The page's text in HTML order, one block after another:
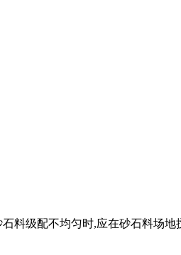
料级配不均匀时,应在砂石料场